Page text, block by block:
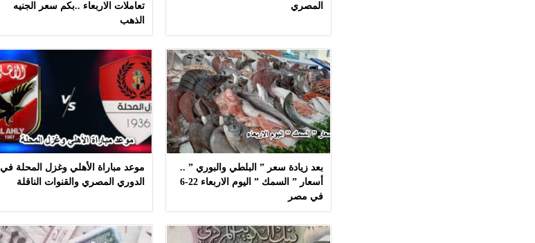
المصري
تعاملات الاربعاء ..بكم سعر الجنيه
الذهب
بعد زيادة سعر ” البلطي والبوري ” ..
أسعار ” السمك ” اليوم الاربعاء 22-6
في مصر
موعد مباراة الأهلي وغزل المحلة في
الدوري المصري والقنوات الناقلة